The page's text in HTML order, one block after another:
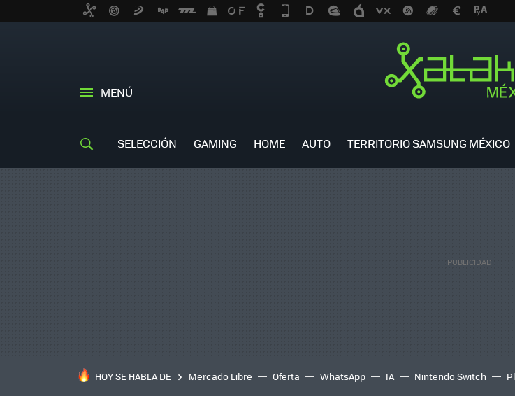
MENÚ
SELECCIÓN GAMING HOME AUTO TERRITORIO SAMSUNG MÉXICO
HOY SE HABLA DE Mercado Libre Oferta WhatsApp IA Nintendo Switch